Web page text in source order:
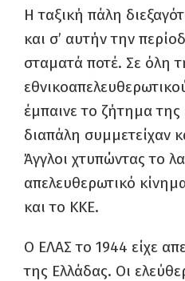
Η ταξική πάλη
και σ’ αυτήν την
σταματά ποτέ. Σε όλη
έμπαινε το ζήτημα
διαπάλη συμμετείχαν
Άγγλοι χτυπώντας το
απελευθερωτικό
και το ΚΚΕ.
Ο ΕΛΑΣ το 1944 είχε
της Ελλάδας. Οι